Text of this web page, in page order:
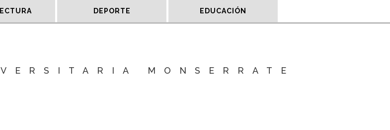
DEPORTE EDUCACIÓN
MONSERRATE